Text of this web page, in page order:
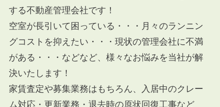
する不動産管理会社です！
空室が長引いて困っている・・・月々のランニン
グコストを抑えたい・・・現状の管理会社に不満
がある・・・などなど、様々なお悩みを当社が解
決いたします！
家賃査定や募集業務はもちろん、入居中のクレー
ム対応・更新業務・退去時の原状回復工事など